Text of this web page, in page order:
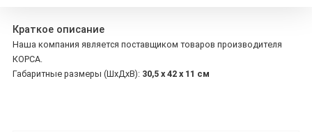
Краткое описание
Наша компания является поставщиком товаров производителя
КОРСА.
Габаритные размеры (ШхДхВ): 30,5 х 42 х 11 см